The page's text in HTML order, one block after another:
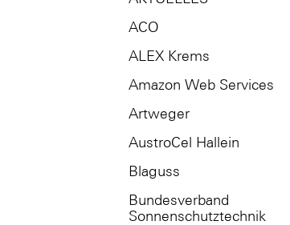
ACO
ALEX Krems
Amazon Web Services
Artweger
AustroCel Hallein
Blaguss
Bundesverband
Sonnenschutztechnik